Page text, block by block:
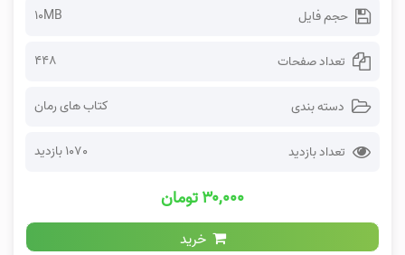
حجم فایل 10MB
تعداد صفحات 448
دسته بندی کتاب های رمان
تعداد بازدید 1070 بازدید
۳۰,۰۰۰ تومان
خرید